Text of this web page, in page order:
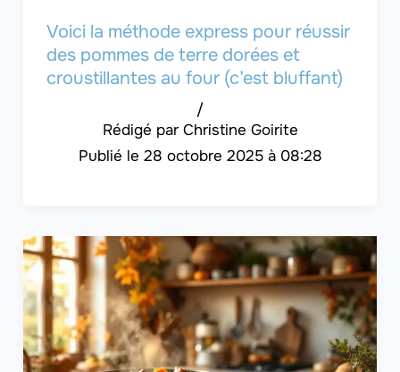
Voici la méthode express pour réussir
des pommes de terre dorées et
croustillantes au four (c’est bluffant)
Christine Goirite
/
28 octobre 2025 à 08:28